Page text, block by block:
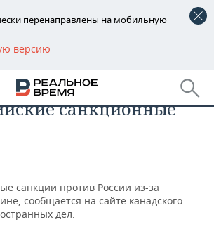
перенаправлены на мобильную
версию
ПФО
расширили
санкционные
санкции против России из-за
сообщается на сайте канадского
дел.